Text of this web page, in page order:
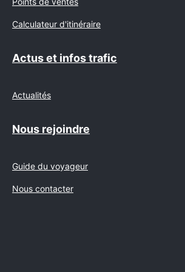
Calculateur d'itinéraire
Actus et infos trafic
Actualités
Nous rejoindre
Guide du voyageur
Nous contacter